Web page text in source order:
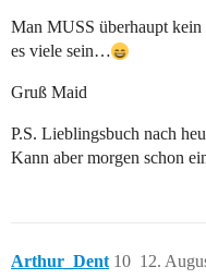
Man MUSS überhaupt kein
es viele sein…
Gruß Maid
P.S. Lieblingsbuch nach
Kann aber morgen schon
Arthur_Dent 12.
10